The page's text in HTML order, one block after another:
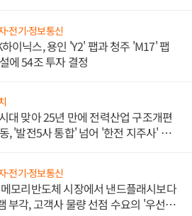
·전기·정보통신
이닉스, 용인 'Y2' 팹과 청주 'M17' 팹
에 54조 투자 결정
대 맞아 25년 만에 전력산업 구조개편
, '발전5사 통합' 넘어 '한전 지주사' 재편
·전기·정보통신
모리반도체 시장에서 낸드플래시보다
부각, 고객사 물량 선점 수요의 '우선순